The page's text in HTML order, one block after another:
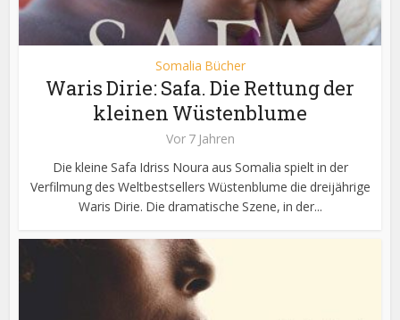
Somalia Bücher
Waris Dirie: Safa. Die Rettung der
kleinen Wüstenblume
Vor 7 Jahren
Die kleine Safa Idriss Noura aus Somalia spielt in der
Verfilmung des Weltbestsellers Wüstenblume die dreijährige
Waris Dirie. Die dramatische Szene, in der...